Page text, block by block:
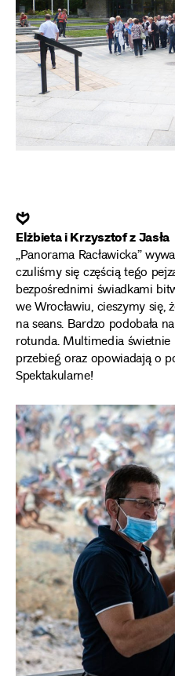
❦
Elżbieta i Krzysztof z Jasła
„Panorama Racławicka”
czuliśmy się częścią tego
bezpośrednimi świadkami
we Wrocławiu, cieszymy się,
na seans. Bardzo podobała
rotunda. Multimedia
przebieg oraz opowiadają o
Spektakularne!